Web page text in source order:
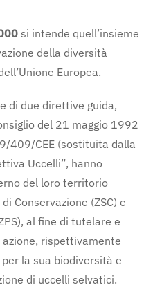
si intende quell’insieme
della diversità
Europea.
di due direttive guida,
del 21 maggio 1992
409/CEE (sostituita dalla
Uccelli”, hanno
del loro territorio
Conservazione (ZSC) e
al fine di tutelare e
rispettivamente
la sua biodiversità e
di uccelli selvatici.